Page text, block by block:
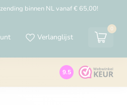
binnen NL vanaf € 65,00!
Verlanglijst
0
9.5